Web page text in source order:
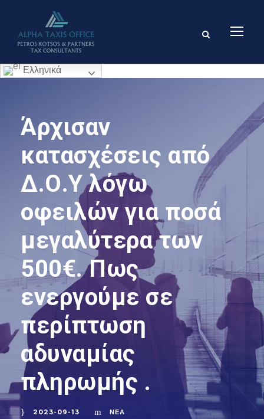
Ελληνικά
Άρχισαν
κατασχέσεις από
Δ.Ο.Υ λόγω
οφειλών για ποσά
μεγαλύτερα των
500€. Πως
ενεργούμε σε
περίπτωση
αδυναμίας
πληρωμής .
2023-09-13 ΝΈΑ